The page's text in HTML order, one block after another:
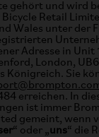
gehört und wird
Retail
Wales unter der
Adresse in Unit
London,
Königreich. Sie
erreichen. In
ist immer
gemeint, wenn
“ oder „uns“ die